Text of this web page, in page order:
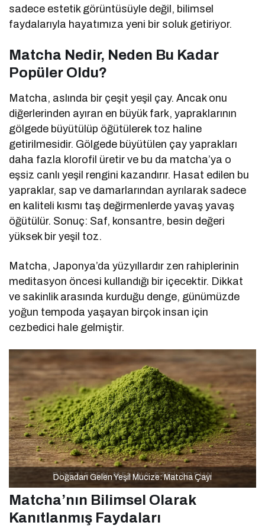
sadece estetik görüntüsüyle değil, bilimsel
faydalarıyla hayatımıza yeni bir soluk getiriyor.
Matcha Nedir, Neden Bu Kadar
Popüler Oldu?
Matcha, aslında bir çeşit yeşil çay. Ancak onu
diğerlerinden ayıran en büyük fark, yapraklarının
gölgede büyütülüp öğütülerek toz haline
getirilmesidir. Gölgede büyütülen çay yaprakları
daha fazla klorofil üretir ve bu da matcha’ya o
eşsiz canlı yeşil rengini kazandırır. Hasat edilen bu
yapraklar, sap ve damarlarından ayrılarak sadece
en kaliteli kısmı taş değirmenlerde yavaş yavaş
öğütülür. Sonuç: Saf, konsantre, besin değeri
yüksek bir yeşil toz.
Matcha, Japonya’da yüzyıllardır zen rahiplerinin
meditasyon öncesi kullandığı bir içecektir. Dikkat
ve sakinlik arasında kurduğu denge, günümüzde
yoğun tempoda yaşayan birçok insan için
cezbedici hale gelmiştir.
Doğadan Gelen Yeşil Mucize: Matcha Çayı
Matcha’nın Bilimsel Olarak
Kanıtlanmış Faydaları